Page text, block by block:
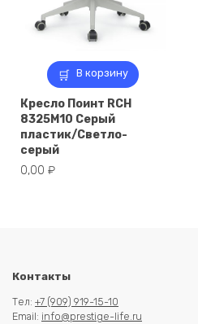
В корзину
Кресло Поинт RCH
8325M10 Серый
пластик/Светло-
серый
0,00 ₽
Контакты
Тел: +7 (909) 919-15-10
Email: info@prestige-life.ru